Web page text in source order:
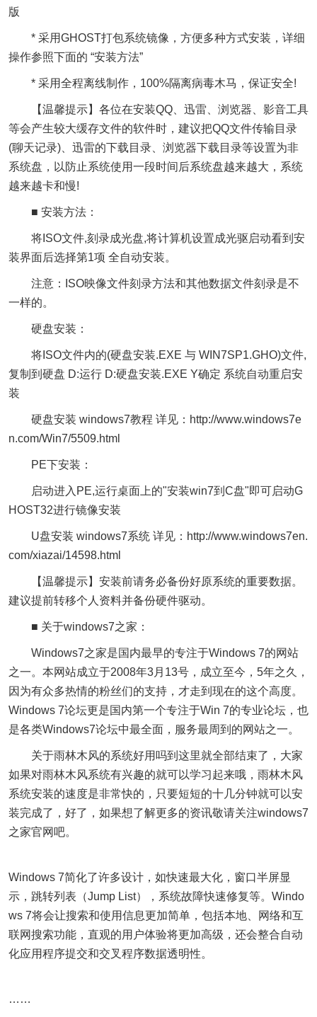
版
* 采用GHOST打包系统镜像，方便多种方式安装，详细
操作参照下面的 “安装方法”
* 采用全程离线制作，100%隔离病毒木马，保证安全!
【温馨提示】各位在安装QQ、迅雷、浏览器、影音工具
等会产生较大缓存文件的软件时，建议把QQ文件传输目录
(聊天记录)、迅雷的下载目录、浏览器下载目录等设置为非
系统盘，以防止系统使用一段时间后系统盘越来越大，系统
越来越卡和慢!
■ 安装方法：
将ISO文件,刻录成光盘,将计算机设置成光驱启动看到安
装界面后选择第1项 全自动安装。
注意：ISO映像文件刻录方法和其他数据文件刻录是不
一样的。
硬盘安装：
将ISO文件内的(硬盘安装.EXE 与 WIN7SP1.GHO)文件,
复制到硬盘 D:运行 D:硬盘安装.EXE Y确定 系统自动重启安
装
硬盘安装 windows7教程 详见：http://www.windows7e
n.com/Win7/5509.html
PE下安装：
启动进入PE,运行桌面上的"安装win7到C盘"即可启动G
HOST32进行镜像安装
U盘安装 windows7系统 详见：http://www.windows7en.
com/xiazai/14598.html
【温馨提示】安装前请务必备份好原系统的重要数据。
建议提前转移个人资料并备份硬件驱动。
■ 关于windows7之家：
Windows7之家是国内最早的专注于Windows 7的网站
之一。本网站成立于2008年3月13号，成立至今，5年之久，
因为有众多热情的粉丝们的支持，才走到现在的这个高度。
Windows 7论坛更是国内第一个专注于Win 7的专业论坛，也
是各类Windows7论坛中最全面，服务最周到的网站之一。
关于雨林木风的系统好用吗到这里就全部结束了，大家
如果对雨林木风系统有兴趣的就可以学习起来哦，雨林木风
系统安装的速度是非常快的，只要短短的十几分钟就可以安
装完成了，好了，如果想了解更多的资讯敬请关注windows7
之家官网吧。
Windows 7简化了许多设计，如快速最大化，窗口半屏显
示，跳转列表（Jump List），系统故障快速修复等。Windo
ws 7将会让搜索和使用信息更加简单，包括本地、网络和互
联网搜索功能，直观的用户体验将更加高级，还会整合自动
化应用程序提交和交叉程序数据透明性。
……